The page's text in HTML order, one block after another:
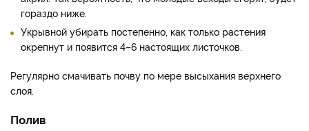
гораздо ниже.
Укрывной убирать постепенно, как только растения
окрепнут и появится 4–6 настоящих листочков.
Регулярно смачивать почву по мере высыхания верхнего
слоя.
Полив